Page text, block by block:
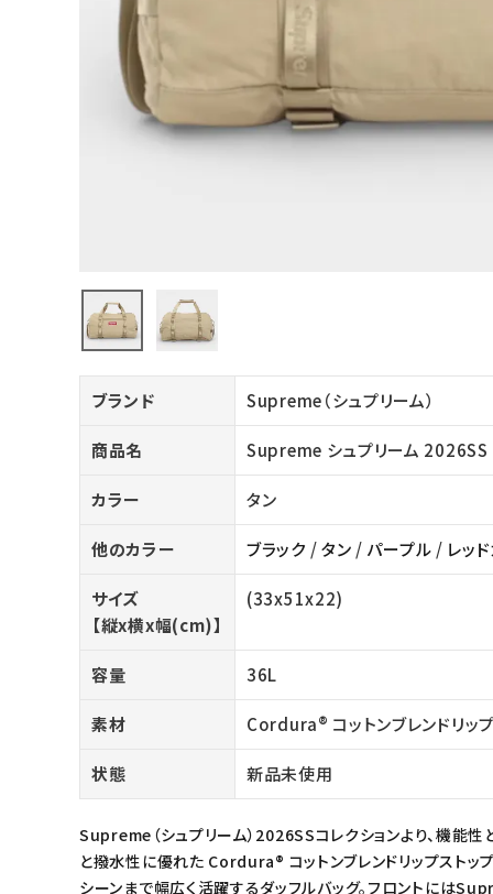
パーカー・トレーナー
ジャケット・アウター
キャップ・ハット
ニット帽・ビーニー
パンツ・ショーツ
COLLABORATION BRAND
ようこそ ゲスト 様
ログイン 会員登録
ブランド Supreme（シュプリーム）
商品名 Supreme シュプリーム
カラー タン
他のカラー ブラック /タン / パープル / レッ
サイズ
【縦x横x幅(cm)】
(33x51x22)
容量 36L
素材 Cordura® コットンブレンドリッ
状態 新品未使用
Supreme（シュプリーム）2026SSコレクションより、機
と撥水性に優れた Cordura® コットンブレンドリップストッ
シーンまで幅広く活躍するダッフルバッグ。フロントには